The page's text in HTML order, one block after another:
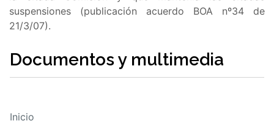
suspensiones (publicación acuerdo BOA nº34 de
21/3/07).
Documentos y multimedia
Inicio